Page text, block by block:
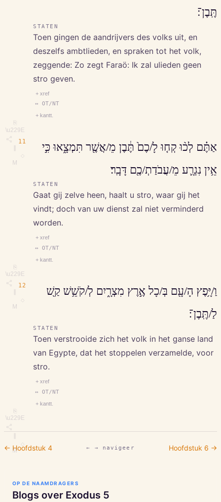
⎘
\u229E
M
תֶּֽבֶן־׃
STATEN
Toen gingen de aandrijvers des volks uit, en
deszelfs ambtlieden, en spraken tot het volk,
zeggende: Zo zegt Faraö: Ik zal ulieden geen
stro geven.
+ xref
↔ OT/NT
+ kantt.
11
⎘
\u229E
M
אַתֶּ֗ם לְכ֨וּ קְח֤וּ לָ/כֶם֙ תֶּ֔בֶן מֵ/אֲשֶׁ֖ר תִּמְצָ֑אוּ כִּ֣י
אֵ֥ין נִגְרָ֛ע מֵ/עֲבֹדַתְ/כֶ֖ם דָּבָֽר׃
STATEN
Gaat gij zelve heen, haalt u stro, waar gij het
vindt; doch van uw dienst zal niet verminderd
worden.
+ xref
↔ OT/NT
+ kantt.
12
⎘
\u229E
M
וַ/יָּ֥פֶץ הָ/עָ֖ם בְּ/כָל אֶ֣רֶץ מִצְרָ֑יִם לְ/קֹשֵׁ֥שׁ קַ֖שׁ
לַ/תֶּֽבֶן־׃
STATEN
Toen verstrooide zich het volk in het ganse land
van Egypte, dat het stoppelen verzamelde, voor
stro.
+ xref
↔ OT/NT
+ kantt.
← Hoofdstuk 4 ← → navigeer Hoofdstuk 6 →
OP DE NAAMDRAGERS
Blogs over Exodus 5